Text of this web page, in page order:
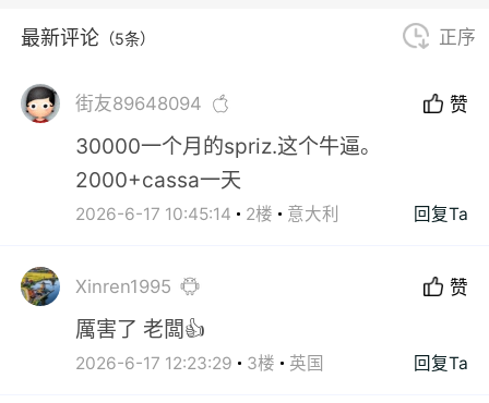
最新评论 （5条） 正序
街友89648094 赞
30000一个月的spriz.这个牛逼。
2000+cassa一天
2026-6-17 10:45:14 2楼 意大利 回复Ta
Xinren1995 赞
厲害了 老闆👍
2026-6-17 12:23:29 3楼 英国 回复Ta